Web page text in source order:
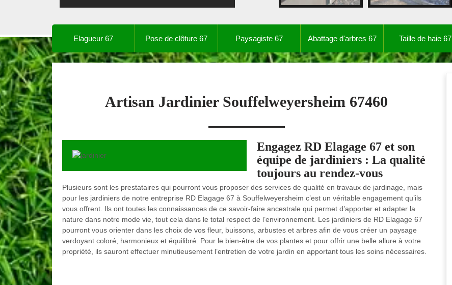
Elagueur 67 Pose de clôture 67 Paysagiste 67 Abattage d'arbres 67 Taille de haie 67
Artisan Jardinier Souffelweyersheim 67460
Engagez RD Elagage 67 et son
équipe de jardiniers : La qualité
toujours au rendez-vous
Plusieurs sont les prestataires qui pourront vous proposer des services de qualité en travaux de jardinage, mais
pour les jardiniers de notre entreprise RD Elagage 67 à Souffelweyersheim c’est un véritable engagement qu’ils
vous offrent. Ils ont toutes les connaissances de ce savoir-faire ancestrale qui permet d’apporter et adapter la
nature dans notre mode vie, tout cela dans le total respect de l’environnement. Les jardiniers de RD Elagage 67
pourront vous orienter dans les choix de vos fleur, buissons, arbustes et arbres afin de vous créer un paysage
verdoyant coloré, harmonieux et équilibré. Pour le bien-être de vos plantes et pour offrir une belle allure à votre
propriété, ils sauront effectuer minutieusement l’entretien de votre jardin en apportant tous les soins nécessaires.